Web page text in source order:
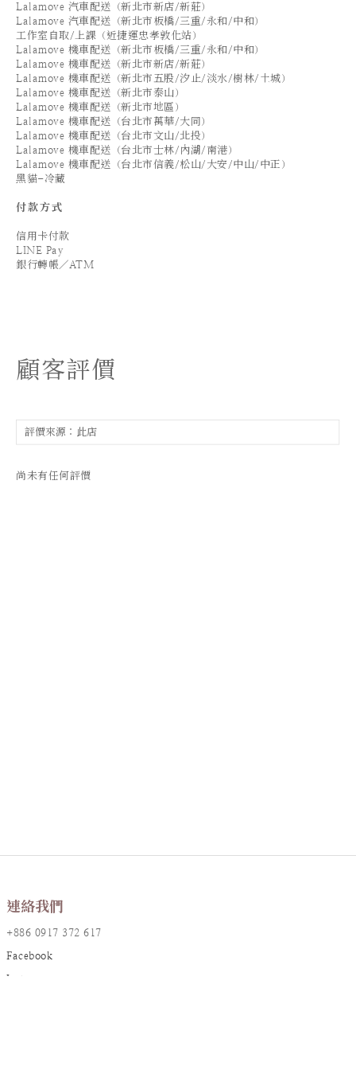
Lalamove 汽車配送（新北市新店/新莊）
Lalamove 汽車配送（新北市板橋/三重/永和/中和）
工作室自取/上課（近捷運忠孝敦化站）
Lalamove 機車配送（新北市板橋/三重/永和/中和）
Lalamove 機車配送（新北市新店/新莊）
Lalamove 機車配送（新北市五股/汐止/淡水/樹林/土城）
Lalamove 機車配送（新北市泰山）
Lalamove 機車配送（新北市地區）
Lalamove 機車配送（台北市萬華/大同）
Lalamove 機車配送（台北市文山/北投）
Lalamove 機車配送（台北市士林/內湖/南港）
Lalamove 機車配送（台北市信義/松山/大安/中山/中正）
黑貓-冷藏
付款方式
信用卡付款
LINE Pay
銀行轉帳／ATM
顧客評價
尚未有任何評價
連絡我們
+886 0917 372 617
Facebook
Instagram